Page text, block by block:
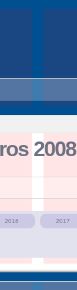
2008
2016 2017